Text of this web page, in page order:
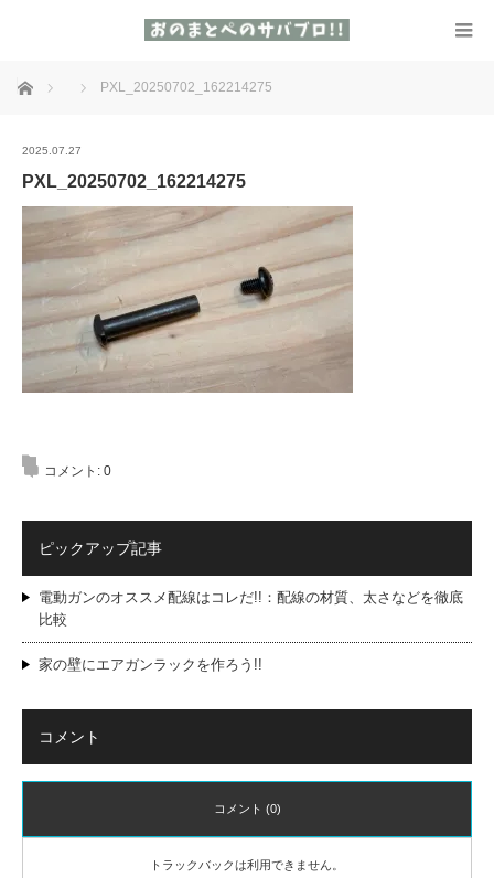
ホーム PXL_20250702_162214275
2025.07.27
PXL_20250702_162214275
コメント: 0
ピックアップ記事
電動ガンのオススメ配線はコレだ!!：配線の材質、太さなどを徹底
比較
家の壁にエアガンラックを作ろう!!
コメント
コメント (0)
トラックバックは利用できません。